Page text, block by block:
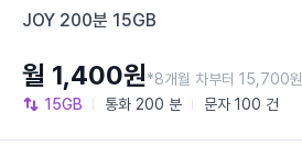
JOY 200분 15GB
15GB 통화 200 분 문자 100 건
월 1,400원*8개월 차부터 15,700원